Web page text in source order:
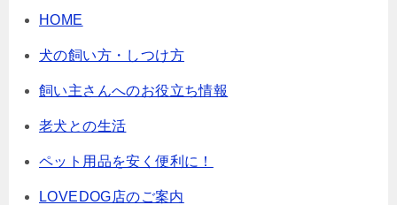
HOME
犬の飼い方・しつけ方
飼い主さんへのお役立ち情報
老犬との生活
ペット用品を安く便利に！
LOVEDOG店のご案内